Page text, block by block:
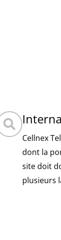
Cellnex
dont la
site doit
plusieurs